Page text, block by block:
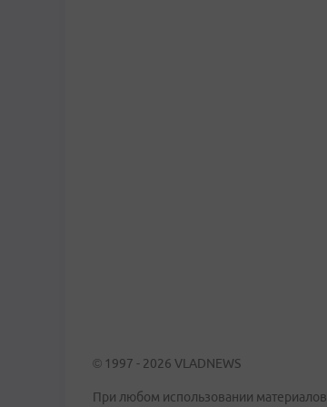
© 1997 - 2026 VLADNEWS
При любом использовании материалов